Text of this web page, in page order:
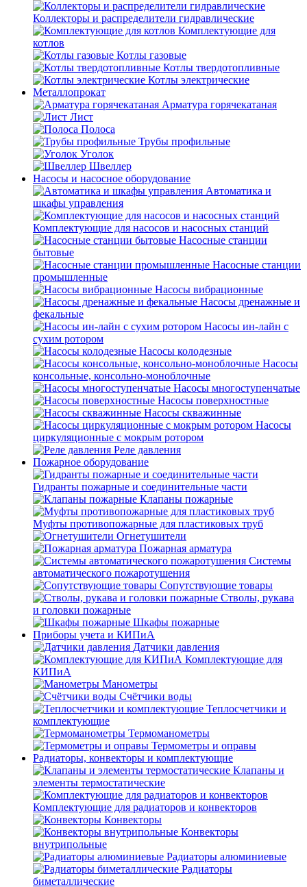
Коллекторы и распределители гидравлические
Комплектующие для
котлов
Котлы газовые
Котлы твердотопливные
Котлы электрические
Металлопрокат
Арматура горячекатаная
Лист
Полоса
Трубы профильные
Уголок
Швеллер
Насосы и насосное оборудование
Автоматика и
шкафы управления
Комплектующие для насосов и насосных станций
Насосные станции
бытовые
Насосные станции
промышленные
Насосы вибрационные
Насосы дренажные и
фекальные
Насосы ин-лайн с
сухим ротором
Насосы колодезные
Насосы
консольные, консольно-моноблочные
Насосы многоступенчатые
Насосы поверхностные
Насосы скважинные
Насосы
циркуляционные с мокрым ротором
Реле давления
Пожарное оборудование
Гидранты пожарные и соединительные части
Клапаны пожарные
Муфты противопожарные для пластиковых труб
Огнетушители
Пожарная арматура
Системы
автоматического пожаротушения
Сопутствующие товары
Стволы, рукава
и головки пожарные
Шкафы пожарные
Приборы учета и КИПиА
Датчики давления
Комплектующие для
КИПиА
Манометры
Счётчики воды
Теплосчетчики и
комплектующие
Термоманометры
Термометры и оправы
Радиаторы, конвекторы и комплектующие
Клапаны и
элементы термостатические
Комплектующие для радиаторов и конвекторов
Конвекторы
Конвекторы
внутрипольные
Радиаторы алюминиевые
Радиаторы
биметаллические